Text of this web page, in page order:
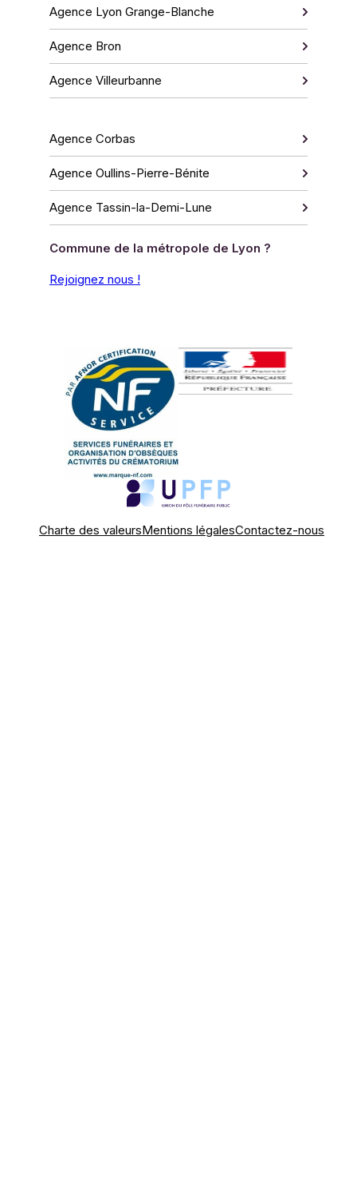
Agence Lyon Grange-Blanche
Agence Bron
Agence Villeurbanne
Agence Corbas
Agence Oullins-Pierre-Bénite
Agence Tassin-la-Demi-Lune
Commune de la métropole de Lyon ?
Rejoignez nous !
Charte des valeursMentions légalesContactez-nous